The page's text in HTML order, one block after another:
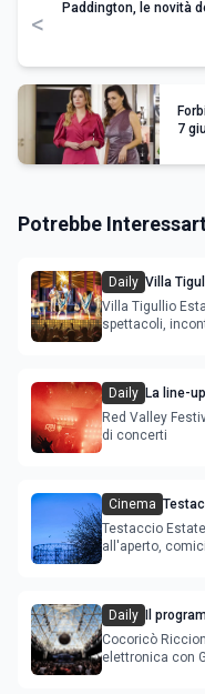
<
Paddington, le novità
7
Potrebbe
Daily Villa
Villa Tigullio
spettacoli,
Daily La line-
Red Valley
di concerti
Cinema
Testaccio
all'aperto,
Daily
Il
agosto
Cocoricò
elettronica con